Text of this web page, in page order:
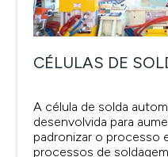
CÉLULAS DE
A célula de solda
desenvolvida para
padronizar o processo
processos de